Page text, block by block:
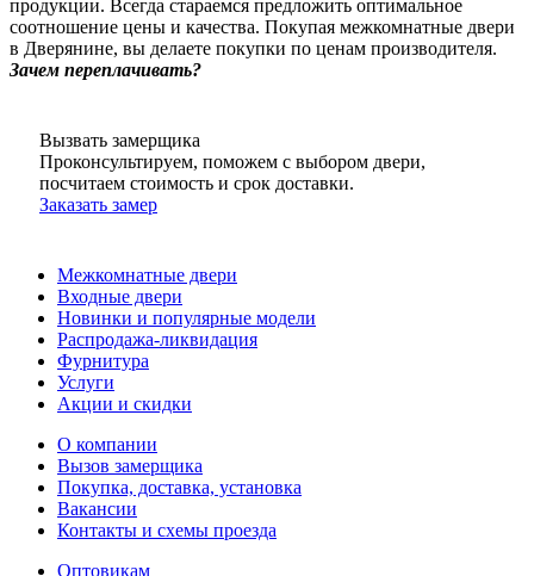
продукции. Всегда стараемся предложить оптимальное
соотношение цены и качества. Покупая межкомнатные двери
в Дверянине, вы делаете покупки по ценам производителя.
Зачем переплачивать?
Вызвать замерщика
Проконсультируем, поможем с выбором двери,
посчитаем стоимость и срок доставки.
Заказать замер
Межкомнатные двери
Входные двери
Новинки и популярные модели
Распродажа-ликвидация
Фурнитура
Услуги
Акции и скидки
О компании
Вызов замерщика
Покупка, доставка, установка
Вакансии
Контакты и схемы проезда
Оптовикам